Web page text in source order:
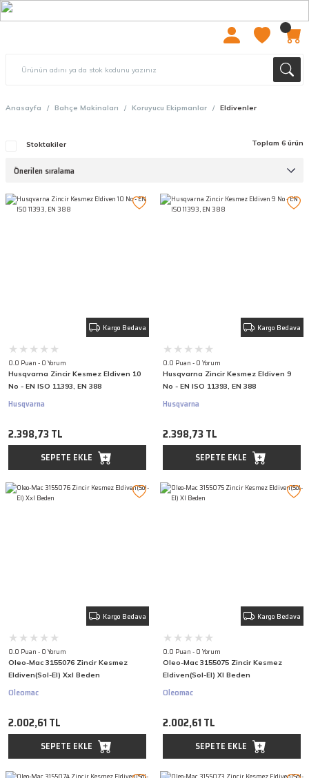
Anasayfa Bahçe Makinaları Koruyucu Ekipmanlar Eldivenler
Stoktakiler Toplam 6 ürün
Kargo Bedava
0.0 Puan - 0 Yorum
Husqvarna Zincir Kesmez Eldiven 10
No - EN ISO 11393, EN 388
Husqvarna
2.398,73 TL
SEPETE EKLE
Kargo Bedava
0.0 Puan - 0 Yorum
Husqvarna Zincir Kesmez Eldiven 9
No - EN ISO 11393, EN 388
Husqvarna
2.398,73 TL
SEPETE EKLE
Kargo Bedava
0.0 Puan - 0 Yorum
Oleo-Mac 3155076 Zincir Kesmez
Eldiven(Sol-El) Xxl Beden
Oleomac
2.002,61 TL
SEPETE EKLE
Kargo Bedava
0.0 Puan - 0 Yorum
Oleo-Mac 3155075 Zincir Kesmez
Eldiven(Sol-El) Xl Beden
Oleomac
2.002,61 TL
SEPETE EKLE